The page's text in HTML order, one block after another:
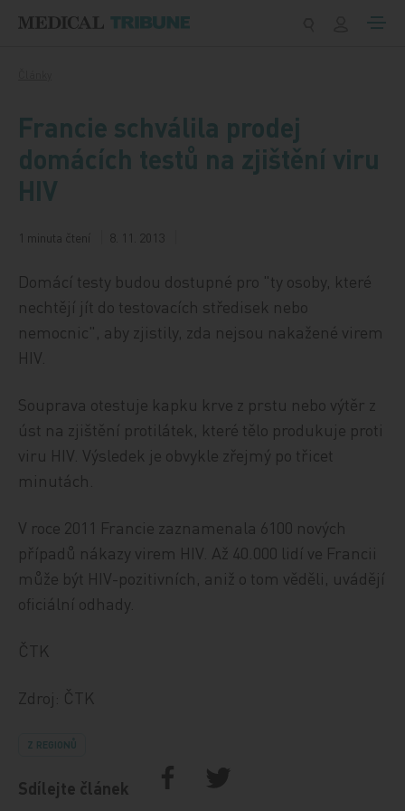
Francie schválila prodej
domácích testů na zjištění viru
HIV
1 minuta čtení 8. 11. 2013
Domácí testy budou dostupné pro "ty osoby, které
nechtějí jít do testovacích středisek nebo
nemocnic", aby zjistily, zda nejsou nakažené virem
HIV.
Souprava otestuje kapku krve z prstu nebo výtěr z
úst na zjištění protilátek, které tělo produkuje proti
viru HIV. Výsledek je obvykle zřejmý po třicet
minutách.
V roce 2011 Francie zaznamenala 6100 nových
případů nákazy virem HIV. Až 40.000 lidí ve Francii
může být HIV-pozitivních, aniž o tom věděli, uvádějí
oficiální odhady.
ČTK
Zdroj: ČTK
Z REGIONŮ
Sdílejte článek